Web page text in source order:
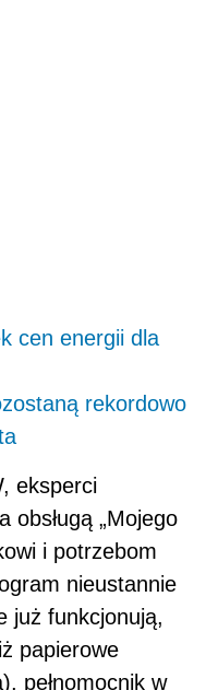
cen energii dla
rekordowo
eksperci
obsługą „Mojego
i potrzebom
nieustannie
już funkcjonują,
papierowe
pełnomocnik w